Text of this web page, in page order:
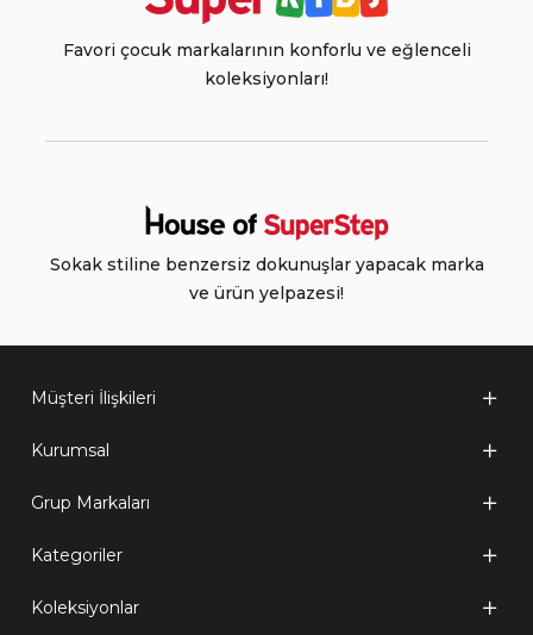
Favori çocuk markalarının konforlu ve eğlenceli
koleksiyonları!
Sokak stiline benzersiz dokunuşlar yapacak marka
ve ürün yelpazesi!
Müşteri İlişkileri
Kurumsal
Grup Markaları
Kategoriler
Koleksiyonlar